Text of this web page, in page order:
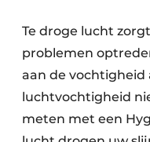
Te droge lucht
problemen
aan de vochtigheid
luchtvochtigheid
meten met een